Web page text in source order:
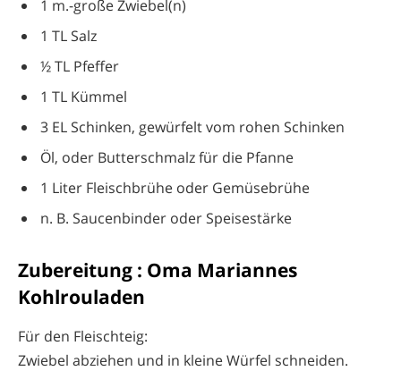
1 m.-große Zwiebel(n)
1 TL Salz
½ TL Pfeffer
1 TL Kümmel
3 EL Schinken, gewürfelt vom rohen Schinken
Öl, oder Butterschmalz für die Pfanne
1 Liter Fleischbrühe oder Gemüsebrühe
n. B. Saucenbinder oder Speisestärke
Zubereitung : Oma Mariannes
Kohlrouladen
Für den Fleischteig:
Zwiebel abziehen und in kleine Würfel schneiden.